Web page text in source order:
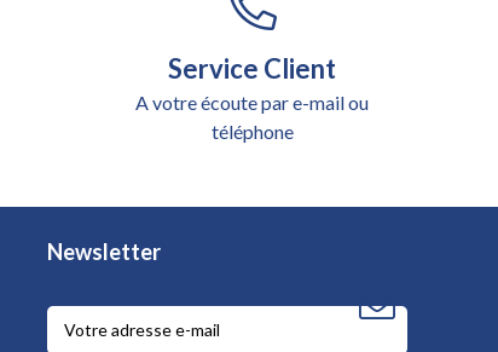
Service Client
A votre écoute par e-mail ou
téléphone
Newsletter